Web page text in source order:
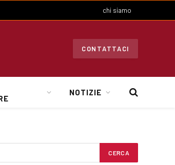
chi siamo
CONTATTACI
NOTIZIE